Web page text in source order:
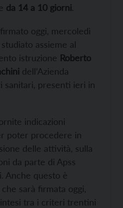
da 14 a 10 giorni.
oggi, mercoledì
assieme al
istruzione Roberto
dell’Azienda
sanitari, presenti ieri in
indicazioni
poter procedere in
delle attività, sulla
da parte di Apss
Anche questo è
sarà firmata oggi,
tra i criteri trentini